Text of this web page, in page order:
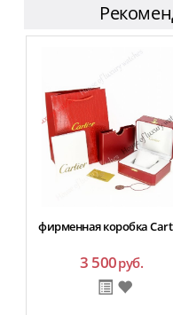
фирменная коробка
3 500руб.